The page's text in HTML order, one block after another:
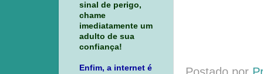
sinal de perigo,
chame
imediatamente um
adulto de sua
confiança!
Enfim, a internet é